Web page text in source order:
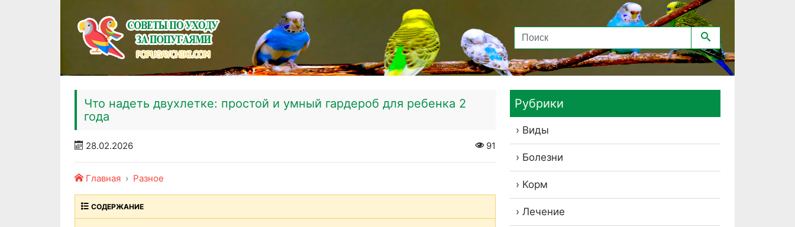
Что надеть двухлетке: простой и умный гардероб для ребенка 2
года
28.02.2026 91
Главная Разное
СОДЕРЖАНИЕ
Рубрики
Виды
Болезни
Корм
Лечение